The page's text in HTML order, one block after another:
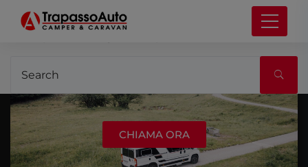
It seems we can’t find what you’re looking for.
CHIAMA ORA